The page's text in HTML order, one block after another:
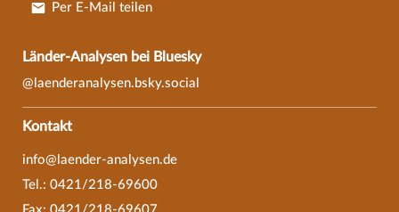
Per E-Mail teilen
Länder-Analysen bei Bluesky
@laenderanalysen.bsky.social
Kontakt
info@laender-analysen.de
Tel.: 0421/218-69600